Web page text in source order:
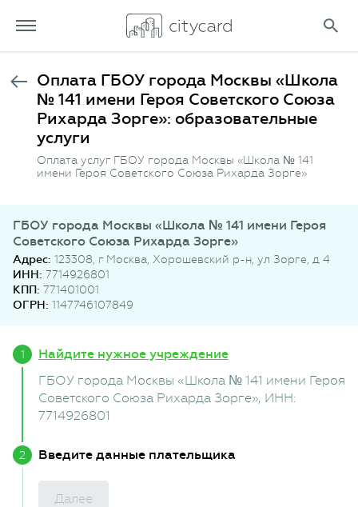
Оплата ГБОУ города Москвы «Школа
№ 141 имени Героя Советского Союза
Рихарда Зорге»: образовательные
услуги
Оплата услуг ГБОУ города Москвы «Школа № 141
имени Героя Советского Союза Рихарда Зорге»
ГБОУ города Москвы «Школа № 141 имени Героя
Советского Союза Рихарда Зорге»
Адрес: 123308, г Москва, Хорошевский р-н, ул Зорге, д 4
ИНН: 7714926801
КПП: 771401001
ОГРН: 1147746107849
Найдите нужное учреждение
ГБОУ города Москвы «Школа № 141 имени Героя
Советского Союза Рихарда Зорге», ИНН:
7714926801
Введите данные плательщика
Далее